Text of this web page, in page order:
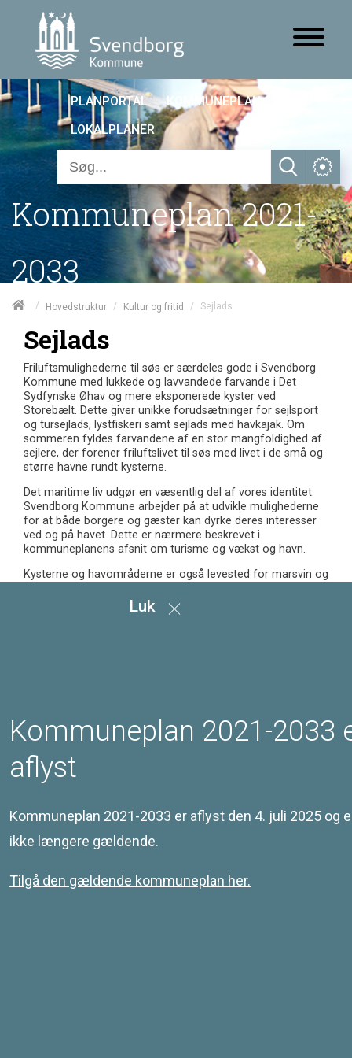
PLANPORTAL
KOMMUNEPLAN 25
LOKALPLANER
Kommuneplan 2021-
2033
/ Hovedstruktur / Kultur og fritid / Sejlads
Sejlads
Friluftsmulighederne til søs er særdeles gode i Svendborg
Kommune med lukkede og lavvandede farvande i Det
Sydfynske Øhav og mere eksponerede kyster ved
Storebælt. Dette giver unikke forudsætninger for sejlsport
og tursejlads, lystfiskeri samt sejlads med havkajak. Om
sommeren fyldes farvandene af en stor mangfoldighed af
sejlere, der forener friluftslivet til søs med livet i de små og
større havne rundt kysterne.
Det maritime liv udgør en væsentlig del af vores identitet.
Svendborg Kommune arbejder på at udvikle mulighederne
for at både borgere og gæster kan dyrke deres interesser
ved og på havet. Dette er nærmere beskrevet i
kommuneplanens afsnit om turisme og vækst og havn.
Kysterne og havområderne er også levested for marsvin og
sårbare, og som vi skal være opmærksomme på at
beskytte. De forskellige rekreative aktiviteter kan også være
Retningslinjer
Redegørelse
Luk
Kommuneplan 2021-2033
aflyst
Kommuneplan 2021-2033 er aflyst den 4. juli 2025 og
ikke længere gældende.
Tilgå den gældende kommuneplan her.